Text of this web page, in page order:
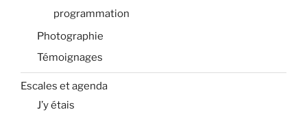
programmation
Photographie
Témoignages
Escales et agenda
J’y étais